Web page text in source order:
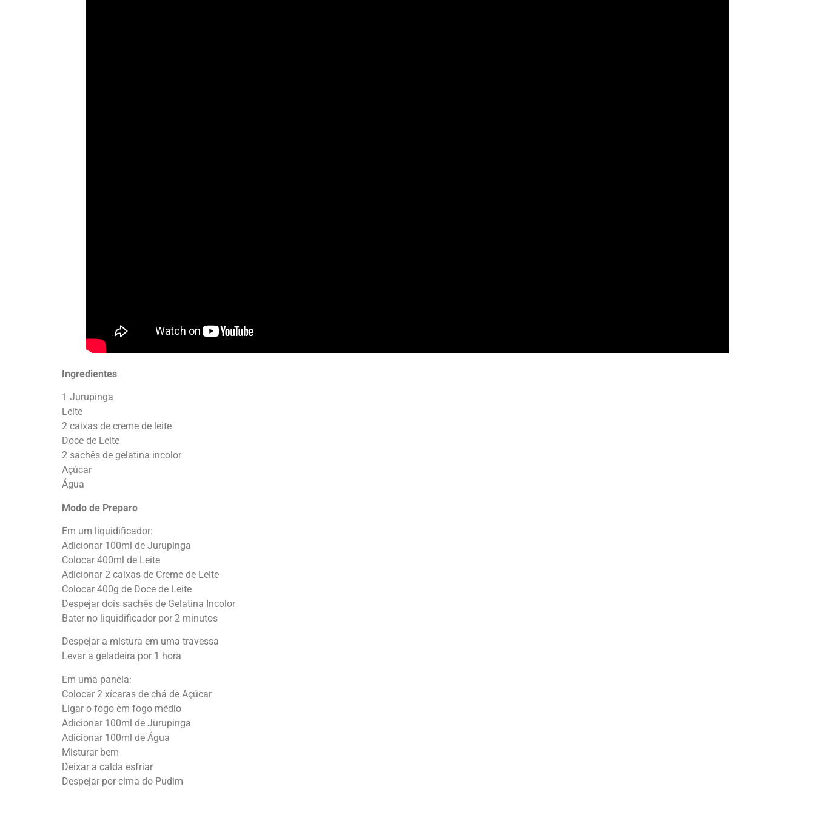
Ingredientes
1 Jurupinga
Leite
2 caixas de creme de leite
Doce de Leite
2 sachês de gelatina incolor
Açúcar
Água
Modo de Preparo
Em um liquidificador:
Adicionar 100ml de Jurupinga
Colocar 400ml de Leite
Adicionar 2 caixas de Creme de Leite
Colocar 400g de Doce de Leite
Despejar dois sachês de Gelatina Incolor
Bater no liquidificador por 2 minutos
Despejar a mistura em uma travessa
Levar a geladeira por 1 hora
Em uma panela:
Colocar 2 xícaras de chá de Açúcar
Ligar o fogo em fogo médio
Adicionar 100ml de Jurupinga
Adicionar 100ml de Água
Misturar bem
Deixar a calda esfriar
Despejar por cima do Pudim